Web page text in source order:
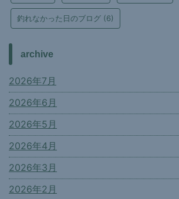
釣れなかった日のブログ (6)
archive
2026年7月
2026年6月
2026年5月
2026年4月
2026年3月
2026年2月